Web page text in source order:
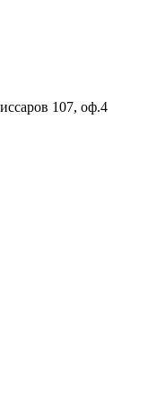
107, оф.4